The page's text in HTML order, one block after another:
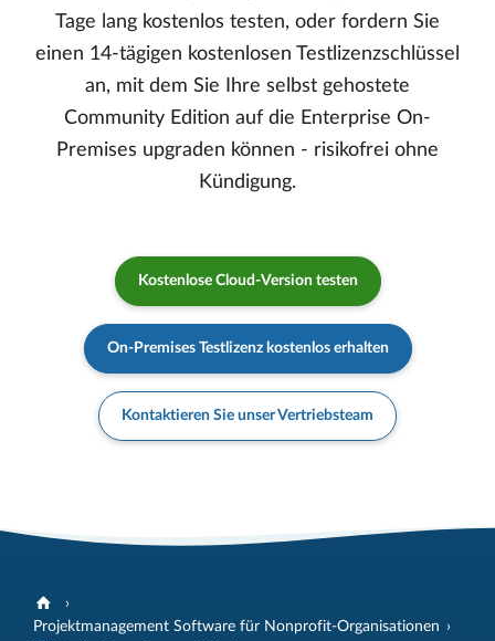
Tage lang kostenlos testen, oder fordern Sie
einen 14-tägigen kostenlosen Testlizenzschlüssel
an, mit dem Sie Ihre selbst gehostete
Community Edition auf die Enterprise On-
Premises upgraden können - risikofrei ohne
Kündigung.
Kostenlose Cloud-Version testen
On-Premises Testlizenz kostenlos erhalten
Kontaktieren Sie unser Vertriebsteam
Projektmanagement Software für Nonprofit-Organisationen